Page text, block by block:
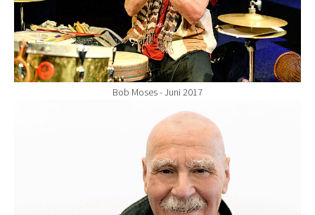
Bob Moses - Juni 2017